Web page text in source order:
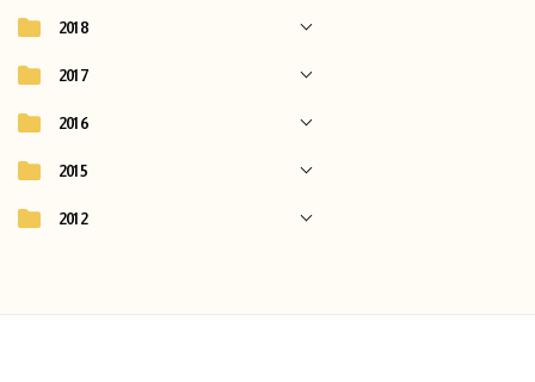
2018
2017
2016
2015
2012